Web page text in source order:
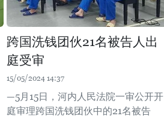
跨国洗钱团伙21名被告人出
庭受审
15/05/2024 14:37
—5月15日，河内人民法院一审公开开
庭审理跨国洗钱团伙中的21名被告